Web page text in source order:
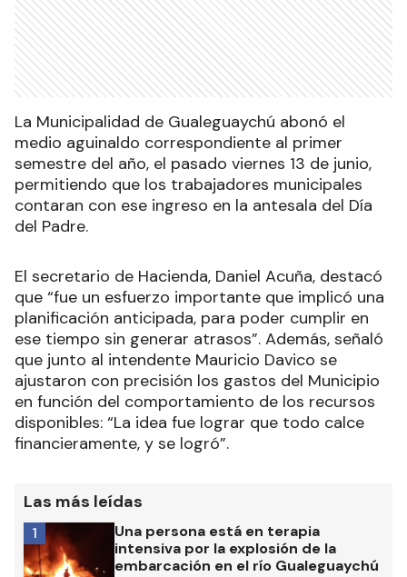
La Municipalidad de Gualeguaychú abonó el
medio aguinaldo correspondiente al primer
semestre del año, el pasado viernes 13 de junio,
permitiendo que los trabajadores municipales
contaran con ese ingreso en la antesala del Día
del Padre.
El secretario de Hacienda, Daniel Acuña, destacó
que “fue un esfuerzo importante que implicó una
planificación anticipada, para poder cumplir en
ese tiempo sin generar atrasos”. Además, señaló
que junto al intendente Mauricio Davico se
ajustaron con precisión los gastos del Municipio
en función del comportamiento de los recursos
disponibles: “La idea fue lograr que todo calce
financieramente, y se logró”.
Las más leídas
Una persona está en terapia
intensiva por la explosión de la
embarcación en el río Gualeguaychú
1